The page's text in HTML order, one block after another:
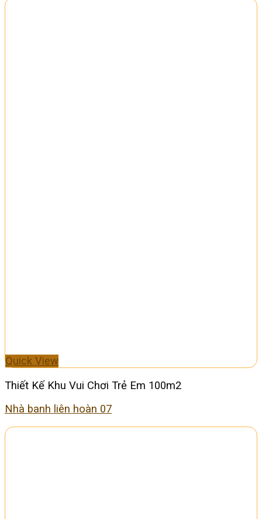
Quick View
Thiết Kế Khu Vui Chơi Trẻ Em 100m2
Nhà banh liên hoàn 07